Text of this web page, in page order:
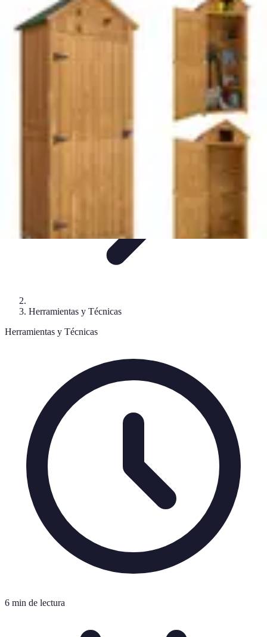
Cerrajero Artesano
Cerraduras Artesanas
Técnicas y herramientas
Consejos y
Recomendaciones Cerrajería Artesanal
Cerrajero Artesano
Herramientas y Técnicas
Herramientas y Técnicas
6 min de lectura